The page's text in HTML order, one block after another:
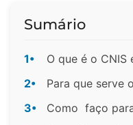
Sumário
1•
O que é o CNIS
2•
Para que serve
3•
Como faço